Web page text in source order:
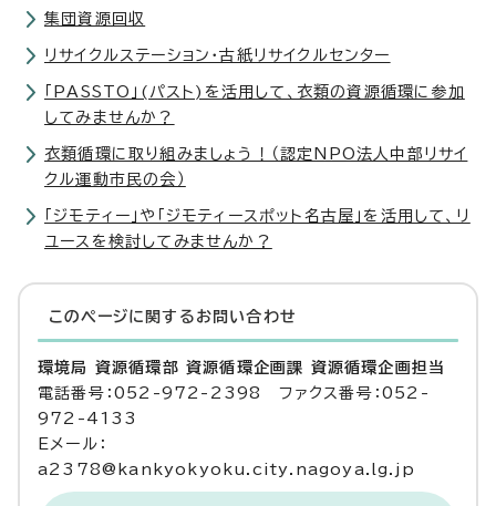
集団資源回収
リサイクルステーション・古紙リサイクルセンター
「PASSTO」(パスト)を活用して、衣類の資源循環に参加
してみませんか？
衣類循環に取り組みましょう！（認定NPO法人中部リサイ
クル運動市民の会）
「ジモティー」や「ジモティースポット名古屋」を活用して、リ
ユースを検討してみませんか？
このページに関する お問い合わせ
環境局 資源循環部 資源循環企画課 資源循環企画担当
電話番号：052-972-2398 ファクス番号：052-
972-4133
Eメール：
a2378@kankyokyoku.city.nagoya.lg.jp